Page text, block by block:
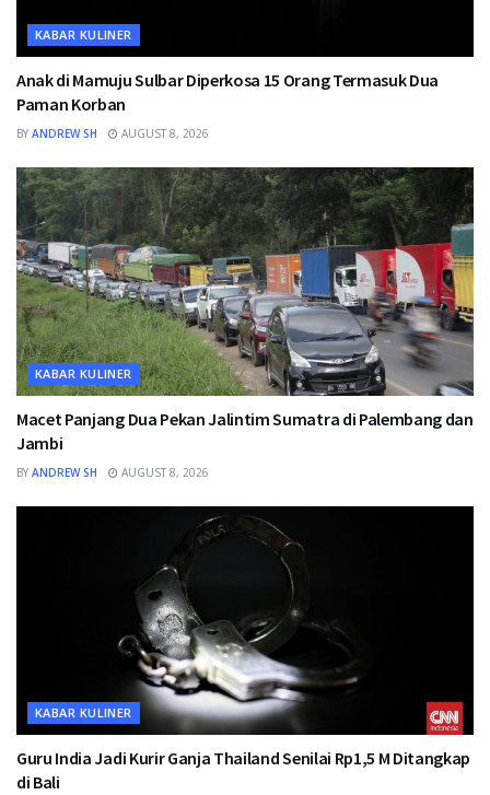
KABAR KULINER
Anak di Mamuju Sulbar Diperkosa 15 Orang Termasuk Dua
Paman Korban
BY ANDREW SH AUGUST 8, 2026
KABAR KULINER
Macet Panjang Dua Pekan Jalintim Sumatra di Palembang dan
Jambi
BY ANDREW SH AUGUST 8, 2026
KABAR KULINER
Guru India Jadi Kurir Ganja Thailand Senilai Rp1,5 M Ditangkap
di Bali